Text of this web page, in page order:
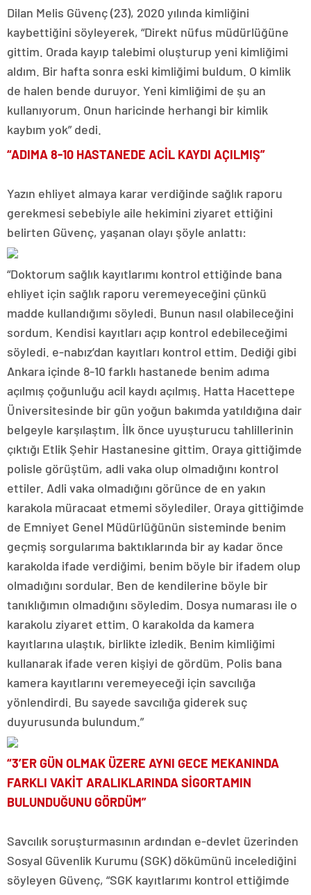
Dilan Melis Güvenç (23), 2020 yılında kimliğini
kaybettiğini söyleyerek, “Direkt nüfus müdürlüğüne
gittim. Orada kayıp talebimi oluşturup yeni kimliğimi
aldım. Bir hafta sonra eski kimliğimi buldum. O kimlik
de halen bende duruyor. Yeni kimliğimi de şu an
kullanıyorum. Onun haricinde herhangi bir kimlik
kaybım yok” dedi.
“ADIMA 8-10 HASTANEDE ACİL KAYDI AÇILMIŞ”
Yazın ehliyet almaya karar verdiğinde sağlık raporu
gerekmesi sebebiyle aile hekimini ziyaret ettiğini
belirten Güvenç, yaşanan olayı şöyle anlattı:
“Doktorum sağlık kayıtlarımı kontrol ettiğinde bana
ehliyet için sağlık raporu veremeyeceğini çünkü
madde kullandığımı söyledi. Bunun nasıl olabileceğini
sordum. Kendisi kayıtları açıp kontrol edebileceğimi
söyledi. e-nabız’dan kayıtları kontrol ettim. Dediği gibi
Ankara içinde 8-10 farklı hastanede benim adıma
açılmış çoğunluğu acil kaydı açılmış. Hatta Hacettepe
Üniversitesinde bir gün yoğun bakımda yatıldığına dair
belgeyle karşılaştım. İlk önce uyuşturucu tahlillerinin
çıktığı Etlik Şehir Hastanesine gittim. Oraya gittiğimde
polisle görüştüm, adli vaka olup olmadığını kontrol
ettiler. Adli vaka olmadığını görünce de en yakın
karakola müracaat etmemi söylediler. Oraya gittiğimde
de Emniyet Genel Müdürlüğünün sisteminde benim
geçmiş sorgularıma baktıklarında bir ay kadar önce
karakolda ifade verdiğimi, benim böyle bir ifadem olup
olmadığını sordular. Ben de kendilerine böyle bir
tanıklığımın olmadığını söyledim. Dosya numarası ile o
karakolu ziyaret ettim. O karakolda da kamera
kayıtlarına ulaştık, birlikte izledik. Benim kimliğimi
kullanarak ifade veren kişiyi de gördüm. Polis bana
kamera kayıtlarını veremeyeceği için savcılığa
yönlendirdi. Bu sayede savcılığa giderek suç
duyurusunda bulundum.”
“3’ER GÜN OLMAK ÜZERE AYNI GECE MEKANINDA
FARKLI VAKİT ARALIKLARINDA SİGORTAMIN
BULUNDUĞUNU GÖRDÜM”
Savcılık soruşturmasının ardından e-devlet üzerinden
Sosyal Güvenlik Kurumu (SGK) dökümünü incelediğini
söyleyen Güvenç, “SGK kayıtlarımı kontrol ettiğimde